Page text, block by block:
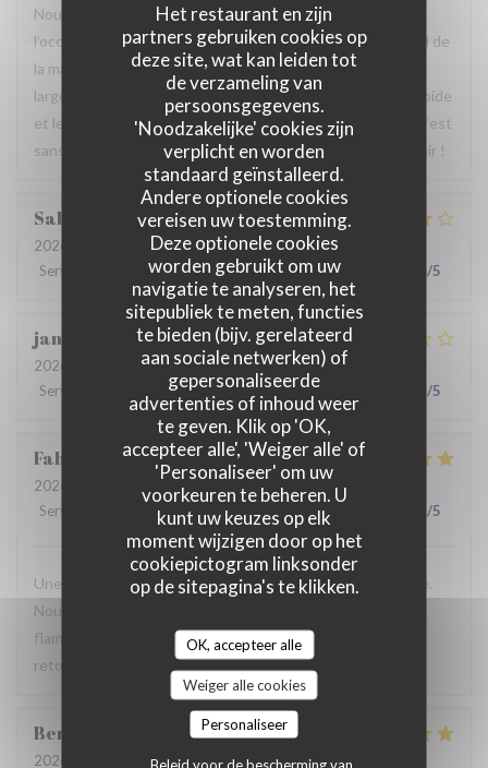
Het restaurant en zijn
partners gebruiken cookies op
deze site, wat kan leiden tot
de verzameling van
persoonsgegevens.
'Noodzakelijke' cookies zijn
verplicht en worden
standaard geïnstalleerd.
Andere optionele cookies
vereisen uw toestemming.
Deze optionele cookies
worden gebruikt om uw
navigatie te analyseren, het
sitepubliek te meten, functies
te bieden (bijv. gerelateerd
aan sociale netwerken) of
gepersonaliseerde
advertenties of inhoud weer
te geven. Klik op 'OK,
accepteer alle', 'Weiger alle' of
'Personaliseer' om uw
voorkeuren te beheren. U
kunt uw keuzes op elk
moment wijzigen door op het
cookiepictogram linksonder
op de sitepagina's te klikken.
OK, accepteer alle
Weiger alle cookies
Personaliseer
Beleid voor de bescherming van
Nous avons passé un agréable moment en famille. Ce fut
l’occasion, pour certains d’entre nous, de découvrir le Nord de
la manière la plus authentique qui soit. Le repas était
largement à la hauteur de nos attentes, le service était rapide
et le personnel particulièrement agréable et accueillant. C’est
sans hésiter que nous reviendrons. Au plaisir de vous revoir !
Sabrina
2026-07-25
- 21:00 - Gasten 2
Service
Atmosfeer:4/5 Keuken: 4/5 Kwaliteit / Prijs /5
jan
2026-07-28
- 19:30 - Gasten 2
Service
Atmosfeer:3/5 Keuken:3/5 Kwaliteit / Prijs /5
Fabrice
2026-07-19
- 12:00 - Gasten 3
Service
Atmosfeer Kwaliteit / Prijs /5
Une table sympathique avec son atmosphère authentique.
Nous avons apprécié notre déjeuner (moule, carbonade,
flamiche au maroilles, etc) et le service. Pourquoi pas y
retourner lors d'un prochaine passage à Lilles.
Benjamin
2026-07-19
- 12:30 - Gasten 2